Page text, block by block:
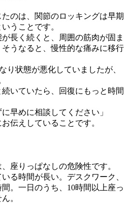
のは、関節のロッキングは早期
うことです。
長く続くと、周囲の筋肉が固ま
うなると、慢性的な痛みに移行
り状態が悪化していましたが、
いていたら、回復にもっと時間
早めに相談してください」
伝えしていることです。
座りっぱなしの危険性です。
る時間が長い。デスクワーク、
。一日のうち、10時間以上座っ
。